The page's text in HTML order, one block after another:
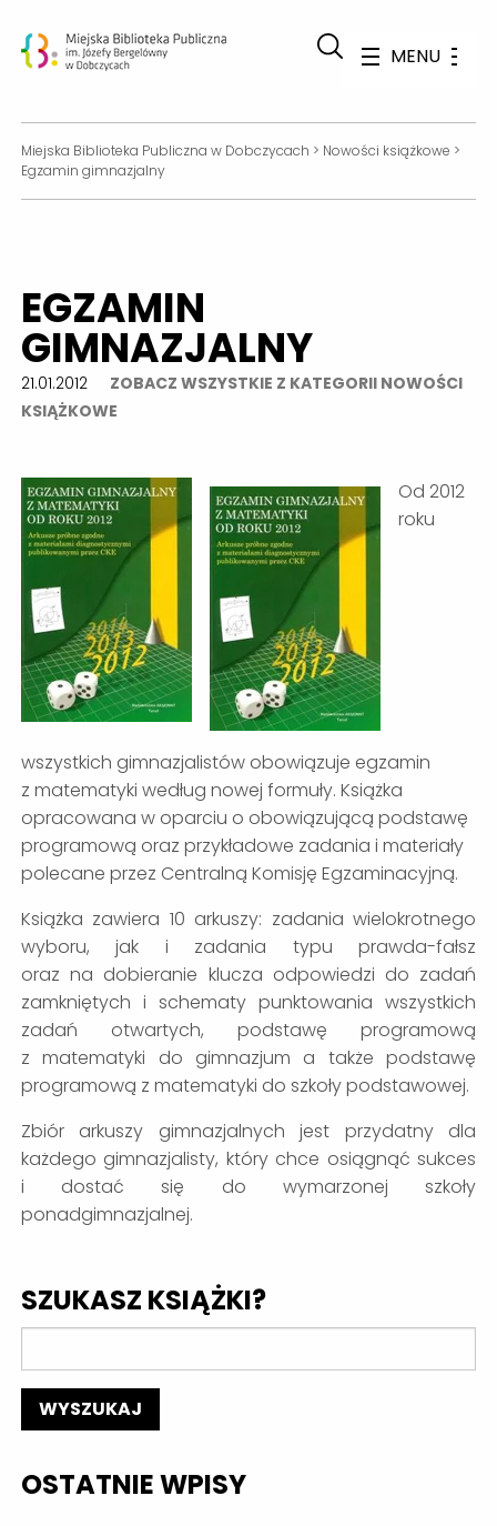
MENU
Miejska Biblioteka Publiczna w Dobczycach > Nowości książkowe >
Egzamin gimnazjalny
EGZAMIN
GIMNAZJALNY
21.01.2012
ZOBACZ WSZYSTKIE Z KATEGORII NOWOŚCI
KSIĄŻKOWE
Od 2012
roku
wszystkich gimnazjalistów obowiązuje egzamin
z matematyki według nowej formuły. Książka
opracowana w oparciu o obowiązującą podstawę
programową oraz przykładowe zadania i materiały
polecane przez Centralną Komisję Egzaminacyjną.
Książka zawiera 10 arkuszy: zadania wielokrotnego
wyboru, jak i zadania typu prawda-fałsz
oraz na dobieranie klucza odpowiedzi do zadań
zamkniętych i schematy punktowania wszystkich
zadań otwartych, podstawę programową
z matematyki do gimnazjum a także podstawę
programową z matematyki do szkoły podstawowej.
Zbiór arkuszy gimnazjalnych jest przydatny dla
każdego gimnazjalisty, który chce osiągnąć sukces
i dostać się do wymarzonej szkoły
ponadgimnazjalnej.
SZUKASZ KSIĄŻKI?
OSTATNIE WPISY